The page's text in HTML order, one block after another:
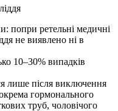
попри ретельні медичні
не виявлено ні в
10–30% випадків
лише після виключення
гормонального
труб, чоловічого